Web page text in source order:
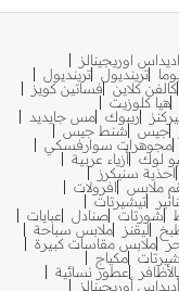
اوريجينالز
ترينديول ترينديول
كالفن كلاين فساتين كويز
هيا كلوزيت
ريبوك مس جايديد
جيس
شنط جيس
مجوهرات سوارفسكي
لوك أزياء عربية
احذية سنيكرز
ملابس
افرولات
تيشيرتات
شورتات صنادل
عبايات
ليقنز
ملابس سباحة
ملابس مقاسات كبيرة
مكياج
عطور نسائية
أوريجينالز